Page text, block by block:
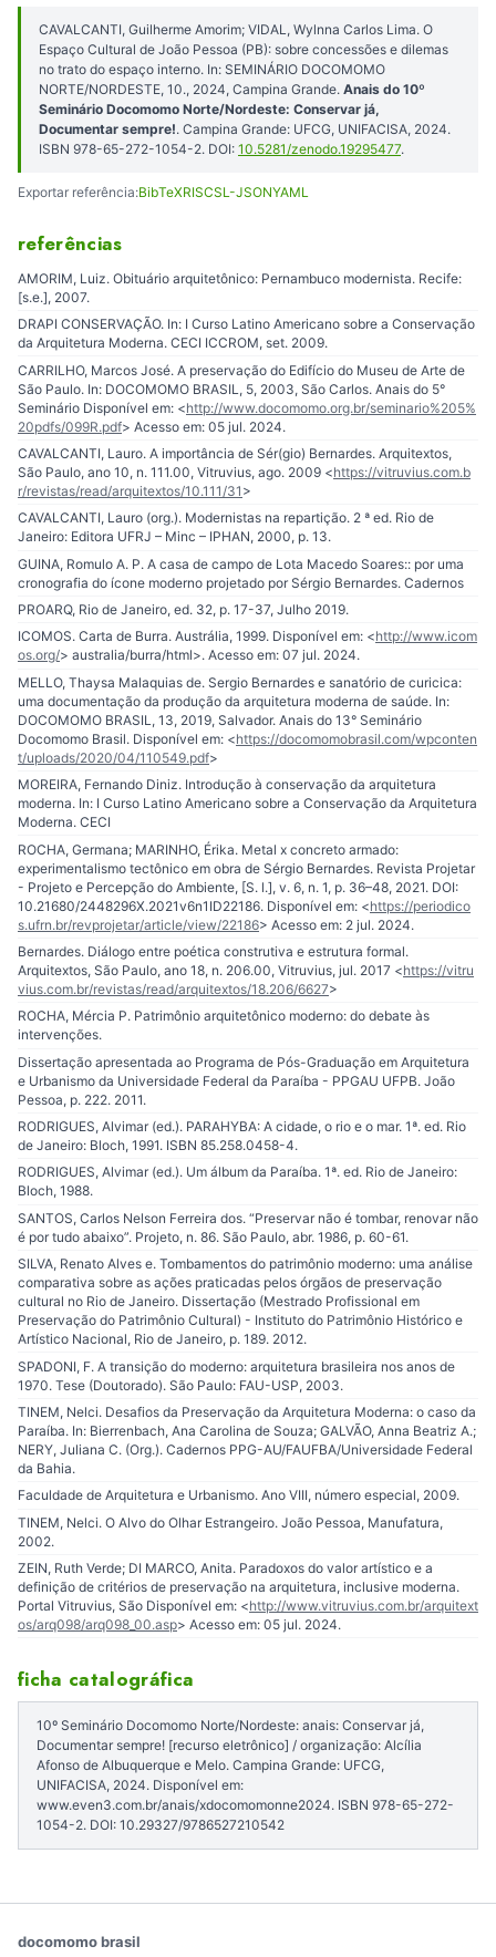
CAVALCANTI, Guilherme Amorim; VIDAL, Wylnna Carlos Lima. O
Espaço Cultural de João Pessoa (PB): sobre concessões e dilemas
no trato do espaço interno. In: SEMINÁRIO DOCOMOMO
NORTE/NORDESTE, 10., 2024, Campina Grande. Anais do 10º
Seminário Docomomo Norte/Nordeste: Conservar já,
Documentar sempre!. Campina Grande: UFCG, UNIFACISA, 2024.
ISBN 978-65-272-1054-2. DOI: 10.5281/zenodo.19295477.
Exportar referência:BibTeXRISCSL-JSONYAML
referências
AMORIM, Luiz. Obituário arquitetônico: Pernambuco modernista. Recife:
[s.e.], 2007.
DRAPI CONSERVAÇÃO. In: I Curso Latino Americano sobre a Conservação
da Arquitetura Moderna. CECI ICCROM, set. 2009.
CARRILHO, Marcos José. A preservação do Edifício do Museu de Arte de
São Paulo. In: DOCOMOMO BRASIL, 5, 2003, São Carlos. Anais do 5°
Seminário Disponível em: <http://www.docomomo.org.br/seminario%205%
20pdfs/099R.pdf> Acesso em: 05 jul. 2024.
CAVALCANTI, Lauro. A importância de Sér(gio) Bernardes. Arquitextos,
São Paulo, ano 10, n. 111.00, Vitruvius, ago. 2009 <https://vitruvius.com.b
r/revistas/read/arquitextos/10.111/31 >
CAVALCANTI, Lauro (org.). Modernistas na repartição. 2 ª ed. Rio de
Janeiro: Editora UFRJ – Minc – IPHAN, 2000, p. 13.
GUINA, Romulo A. P. A casa de campo de Lota Macedo Soares:: por uma
cronografia do ícone moderno projetado por Sérgio Bernardes. Cadernos
PROARQ, Rio de Janeiro, ed. 32, p. 17-37, Julho 2019.
ICOMOS. Carta de Burra. Austrália, 1999. Disponível em: <http://www.icom
os.org/> australia/burra/html>. Acesso em: 07 jul. 2024.
MELLO, Thaysa Malaquias de. Sergio Bernardes e sanatório de curicica:
uma documentação da produção da arquitetura moderna de saúde. In:
DOCOMOMO BRASIL, 13, 2019, Salvador. Anais do 13° Seminário
Docomomo Brasil. Disponível em: <https://docomomobrasil.com/wpconten
t/uploads/2020/04/110549.pdf>
MOREIRA, Fernando Diniz. Introdução à conservação da arquitetura
moderna. In: I Curso Latino Americano sobre a Conservação da Arquitetura
Moderna. CECI
ROCHA, Germana; MARINHO, Érika. Metal x concreto armado:
experimentalismo tectônico em obra de Sérgio Bernardes. Revista Projetar
- Projeto e Percepção do Ambiente, [S. l.], v. 6, n. 1, p. 36–48, 2021. DOI:
10.21680/2448296X.2021v6n1ID22186. Disponível em: <https://periodico
s.ufrn.br/revprojetar/article/view/22186> Acesso em: 2 jul. 2024.
Bernardes. Diálogo entre poética construtiva e estrutura formal.
Arquitextos, São Paulo, ano 18, n. 206.00, Vitruvius, jul. 2017 <https://vitru
vius.com.br/revistas/read/arquitextos/18.206/6627>
ROCHA, Mércia P. Patrimônio arquitetônico moderno: do debate às
intervenções.
Dissertação apresentada ao Programa de Pós-Graduação em Arquitetura
e Urbanismo da Universidade Federal da Paraíba - PPGAU UFPB. João
Pessoa, p. 222. 2011.
RODRIGUES, Alvimar (ed.). PARAHYBA: A cidade, o rio e o mar. 1ª. ed. Rio
de Janeiro: Bloch, 1991. ISBN 85.258.0458-4.
RODRIGUES, Alvimar (ed.). Um álbum da Paraíba. 1ª. ed. Rio de Janeiro:
Bloch, 1988.
SANTOS, Carlos Nelson Ferreira dos. “Preservar não é tombar, renovar não
é por tudo abaixo”. Projeto, n. 86. São Paulo, abr. 1986, p. 60-61.
SILVA, Renato Alves e. Tombamentos do patrimônio moderno: uma análise
comparativa sobre as ações praticadas pelos órgãos de preservação
cultural no Rio de Janeiro. Dissertação (Mestrado Profissional em
Preservação do Patrimônio Cultural) - Instituto do Patrimônio Histórico e
Artístico Nacional, Rio de Janeiro, p. 189. 2012.
SPADONI, F. A transição do moderno: arquitetura brasileira nos anos de
1970. Tese (Doutorado). São Paulo: FAU-USP, 2003.
TINEM, Nelci. Desafios da Preservação da Arquitetura Moderna: o caso da
Paraíba. In: Bierrenbach, Ana Carolina de Souza; GALVÃO, Anna Beatriz A.;
NERY, Juliana C. (Org.). Cadernos PPG-AU/FAUFBA/Universidade Federal
da Bahia.
Faculdade de Arquitetura e Urbanismo. Ano VIII, número especial, 2009.
TINEM, Nelci. O Alvo do Olhar Estrangeiro. João Pessoa, Manufatura,
2002.
ZEIN, Ruth Verde; DI MARCO, Anita. Paradoxos do valor artístico e a
definição de critérios de preservação na arquitetura, inclusive moderna.
Portal Vitruvius, São Disponível em: <http://www.vitruvius.com.br/arquitext
os/arq098/arq098_00.asp> Acesso em: 05 jul. 2024.
ficha catalográfica
10º Seminário Docomomo Norte/Nordeste: anais: Conservar já,
Documentar sempre! [recurso eletrônico] / organização: Alcília
Afonso de Albuquerque e Melo. Campina Grande: UFCG,
UNIFACISA, 2024. Disponível em:
www.even3.com.br/anais/xdocomomonne2024. ISBN 978-65-272-
1054-2. DOI: 10.29327/9786527210542
docomomo brasil